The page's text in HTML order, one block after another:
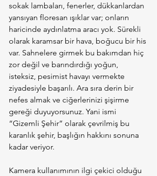
sokak lambaları, fenerler, dükkanlardan
yansıyan floresan ışıklar var; onların
haricinde aydınlatma aracı yok. Sürekli
olarak karamsar bir hava, boğucu bir his
var. Sahnelere girmek bu bakımdan hiç
zor değil ve barındırdığı yoğun,
isteksiz, pesimist havayı vermekte
ziyadesiyle başarılı. Ara sıra derin bir
nefes almak ve ciğerlerinizi şişirme
gereği duyuyorsunuz. Yani ismi
“Gizemli Şehir” olarak çevrilmiş bu
karanlık şehir, başlığın hakkını sonuna
kadar veriyor.
Kamera kullanımının ilgi çekici olduğu